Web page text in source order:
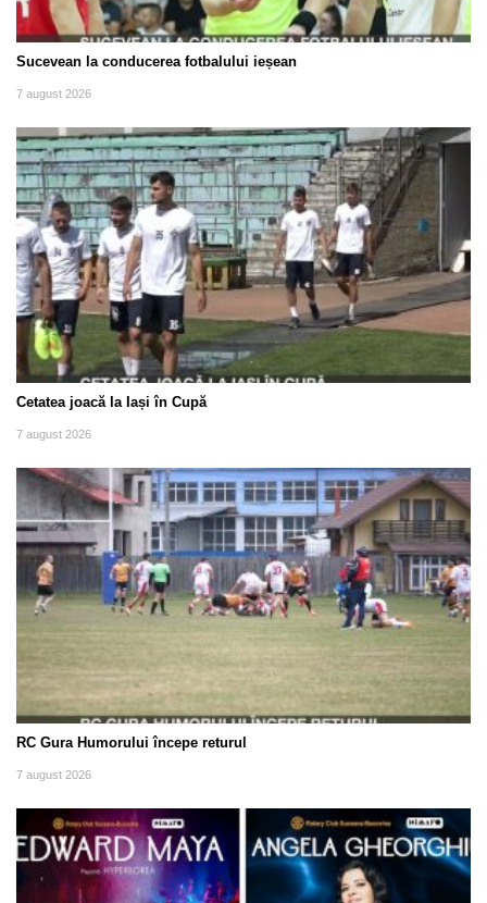
Sucevean la conducerea fotbalului ieșean
7 august 2026
Cetatea joacă la Iași în Cupă
7 august 2026
RC Gura Humorului începe returul
7 august 2026